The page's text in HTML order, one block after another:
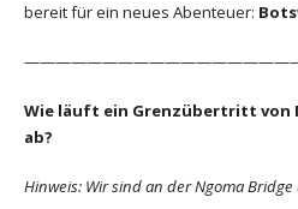
bereit für ein neues Abenteuer:
Wie läuft ein Grenzübertritt von
ab?
Hinweis: Wir sind an der Ngoma